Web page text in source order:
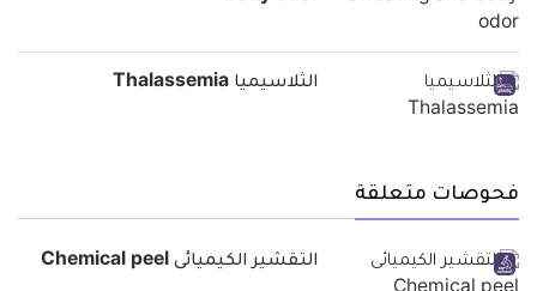
الثلاسيميا Thalassemia
فحوصات متعلقة
التقشير الكيميائى Chemical peel